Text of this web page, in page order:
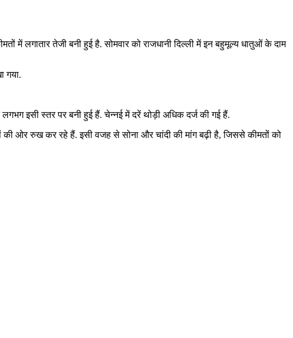
में लगातार तेजी बनी हुई है. सोमवार को राजधानी दिल्ली में इन बहुमूल्य धातुओं के दाम
गया.
इसी स्तर पर बनी हुई हैं. चेन्नई में दरें थोड़ी अधिक दर्ज की गई हैं.
की ओर रुख कर रहे हैं. इसी वजह से सोना और चांदी की मांग बढ़ी है, जिससे कीमतों को